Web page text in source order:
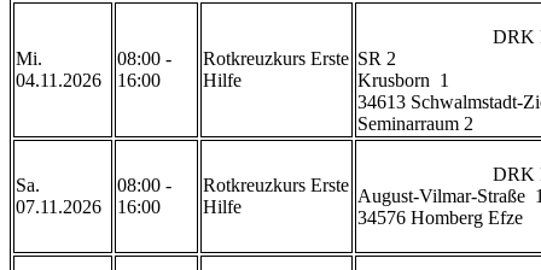
Mi.
04.11.2026
08:00 -
16:00
Rotkreuzkurs Erste
Hilfe
SR 2
Krusborn  1
34613 Schwalmstadt-
Sa.
07.11.2026
08:00 -
16:00
Rotkreuzkurs Erste
Hilfe
August-Vilmar-Straße
34576 Homberg Efze